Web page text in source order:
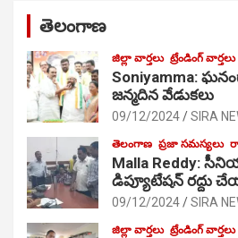
తెలంగాణ
జిల్లా వార్తలు ట్రేండింగ్ వార్తలు
Soniyamma:
జ‌న్మ‌దిన వేడుక‌లు
09/12/2024 SIRA
తెలంగాణ ప్రజా సమస్యలు
Malla Reddy:
డిప్యూటేషన్ రద్దు
09/12/2024 SIRA
జిల్లా వార్తలు ట్రేండింగ్ వార్తలు